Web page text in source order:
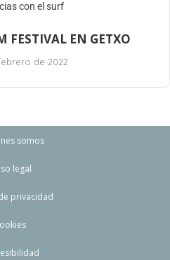
con el surf
FESTIVAL EN GETXO
de 2022
somos
legal
privacidad